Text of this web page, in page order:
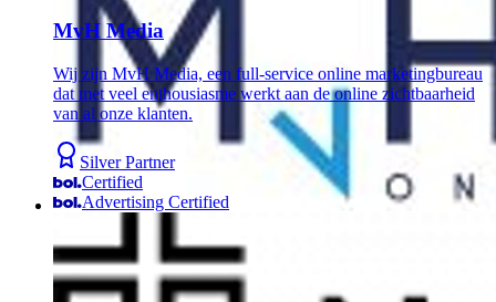
MvH Media
Wij zijn MvH Media, een full-service online marketingbureau
dat met veel enthousiasme werkt aan de online zichtbaarheid
van al onze klanten.
Silver Partner
Certified
Advertising Certified